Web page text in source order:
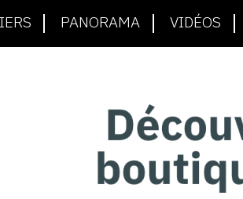
PANORAMA VIDÉOS